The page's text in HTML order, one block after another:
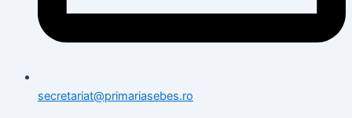
secretariat@primariasebes.ro